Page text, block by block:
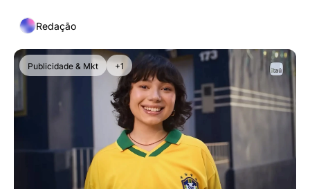
Redação
Publicidade & Mkt +1